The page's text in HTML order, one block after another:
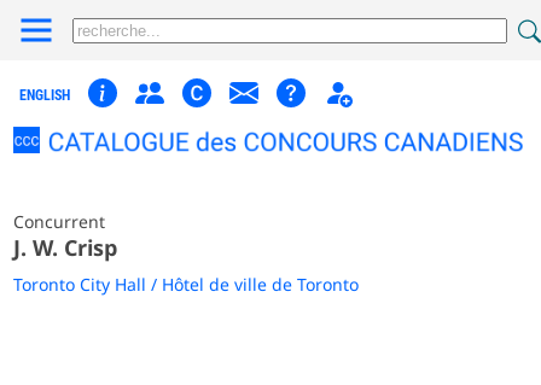
ENGLISH
Concurrent
J. W. Crisp
Toronto City Hall / Hôtel de ville de Toronto